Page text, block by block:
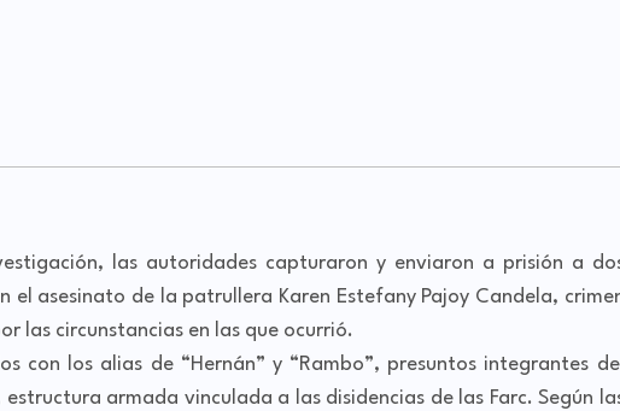
las autoridades capturaron y enviaron a prisión a
el asesinato de la patrullera Karen Estefany Pajoy Candela,
las circunstancias en las que ocurrió.
con los alias de “Hernán” y “Rambo”, presuntos integrantes
armada vinculada a las disidencias de las Farc. Según